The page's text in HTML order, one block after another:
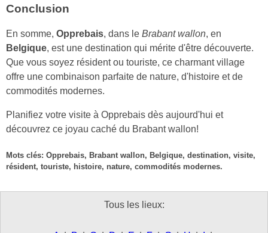
Conclusion
En somme, Opprebais, dans le Brabant wallon, en
Belgique, est une destination qui mérite d'être découverte.
Que vous soyez résident ou touriste, ce charmant village
offre une combinaison parfaite de nature, d'histoire et de
commodités modernes.
Planifiez votre visite à Opprebais dès aujourd'hui et
découvrez ce joyau caché du Brabant wallon!
Mots clés: Opprebais, Brabant wallon, Belgique, destination, visite,
résident, touriste, histoire, nature, commodités modernes.
Tous les lieux: